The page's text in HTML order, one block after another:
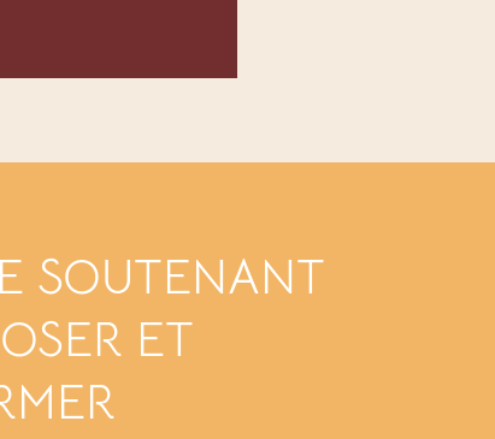
SOUTENANT
ET